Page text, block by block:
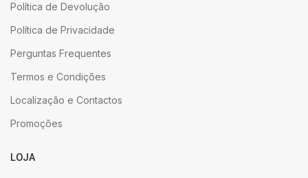
Política de Devolução
Política de Privacidade
Perguntas Frequentes
Termos e Condições
Localização e Contactos
Promoções
LOJA